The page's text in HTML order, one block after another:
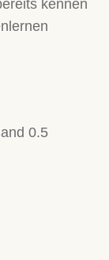
kennen
0.5